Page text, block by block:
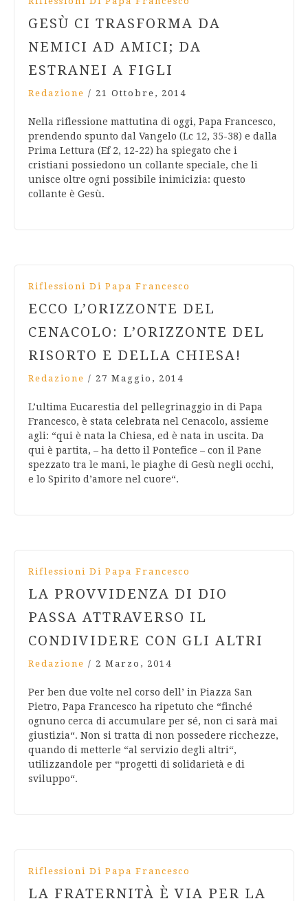
GESÙ CI TRASFORMA DA
NEMICI AD AMICI; DA
ESTRANEI A FIGLI
Redazione / 21 Ottobre, 2014
Nella riflessione mattutina di oggi, Papa Francesco,
prendendo spunto dal Vangelo (Lc 12, 35-38) e dalla
Prima Lettura (Ef 2, 12-22) ha spiegato che i
cristiani possiedono un collante speciale, che li
unisce oltre ogni possibile inimicizia: questo
collante è Gesù.
Riflessioni Di Papa Francesco
ECCO L’ORIZZONTE DEL
CENACOLO: L’ORIZZONTE DEL
RISORTO E DELLA CHIESA!
Redazione / 27 Maggio, 2014
L’ultima Eucarestia del pellegrinaggio in di Papa
Francesco, è stata celebrata nel Cenacolo, assieme
agli: “qui è nata la Chiesa, ed è nata in uscita. Da
qui è partita, – ha detto il Pontefice – con il Pane
spezzato tra le mani, le piaghe di Gesù negli occhi,
e lo Spirito d’amore nel cuore“.
Riflessioni Di Papa Francesco
LA PROVVIDENZA DI DIO
PASSA ATTRAVERSO IL
CONDIVIDERE CON GLI ALTRI
Redazione / 2 Marzo, 2014
Per ben due volte nel corso dell’ in Piazza San
Pietro, Papa Francesco ha ripetuto che “finché
ognuno cerca di accumulare per sé, non ci sarà mai
giustizia“. Non si tratta di non possedere ricchezze,
quando di metterle “al servizio degli altri“,
utilizzandole per “progetti di solidarietà e di
sviluppo“.
Riflessioni Di Papa Francesco
LA FRATERNITÀ È VIA PER LA